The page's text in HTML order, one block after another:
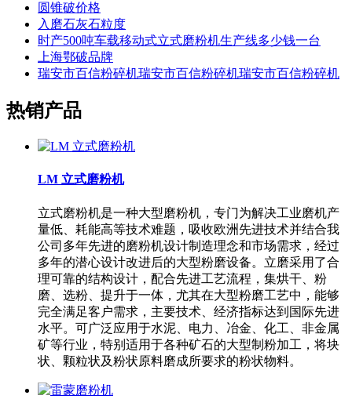
圆锥破价格
入磨石灰石粒度
时产500吨车载移动式立式磨粉机生产线多少钱一台
上海鄂破品牌
瑞安市百信粉碎机瑞安市百信粉碎机瑞安市百信粉碎机
热销产品
LM 立式磨粉机
立式磨粉机是一种大型磨粉机，专门为解决工业磨机产
量低、耗能高等技术难题，吸收欧洲先进技术并结合我
公司多年先进的磨粉机设计制造理念和市场需求，经过
多年的潜心设计改进后的大型粉磨设备。立磨采用了合
理可靠的结构设计，配合先进工艺流程，集烘干、粉
磨、选粉、提升于一体，尤其在大型粉磨工艺中，能够
完全满足客户需求，主要技术、经济指标达到国际先进
水平。可广泛应用于水泥、电力、冶金、化工、非金属
矿等行业，特别适用于各种矿石的大型制粉加工，将块
状、颗粒状及粉状原料磨成所要求的粉状物料。